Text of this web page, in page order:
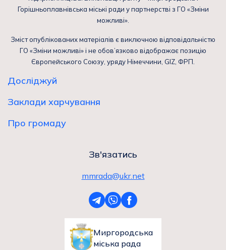
Горішньоплавнівська міські ради у партнерстві з ГО «Зміни
можливі».
Зміст опублікованих матеріалів є виключною відповідальністю
ГО «Зміни можливі» і не обов’язково відображає позицію
Європейського Союзу, уряду Німеччини, GIZ, ФРП.
Досліджуй
Заклади харчування
Про громаду
Зв'язатись
mmrada@ukr.net
Миргородська
міська рада